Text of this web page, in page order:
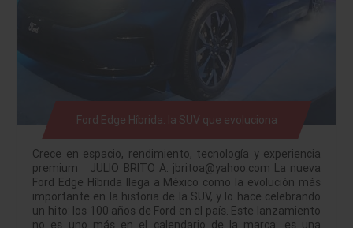
Ford Edge Híbrida: la SUV que evoluciona
Crece en espacio, rendimiento, tecnología y experiencia
premium JULIO BRITO A. jbritoa@yahoo.com La nueva
Ford Edge Híbrida llega a México como la evolución más
importante en la historia de la SUV, y lo hace celebrando
un hito: los 100 años de Ford en el país. Este lanzamiento
no es uno más en el calendario de la marca: es una